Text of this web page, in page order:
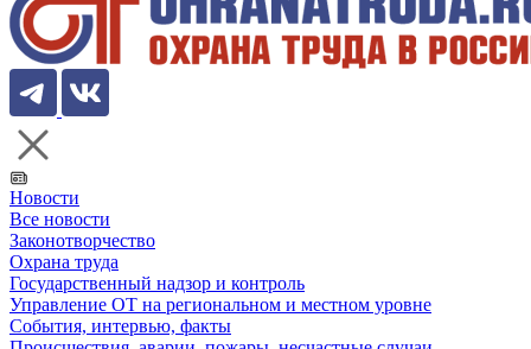
Новости
Все новости
Законотворчество
Охрана труда
Государственный надзор и контроль
Управление ОТ на региональном и местном уровне
События, интервью, факты